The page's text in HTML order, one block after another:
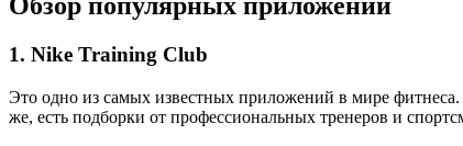
1. Nike Training Club
Это одно из самых известных приложений в мире
же, есть подборки от профессиональных тренеров и